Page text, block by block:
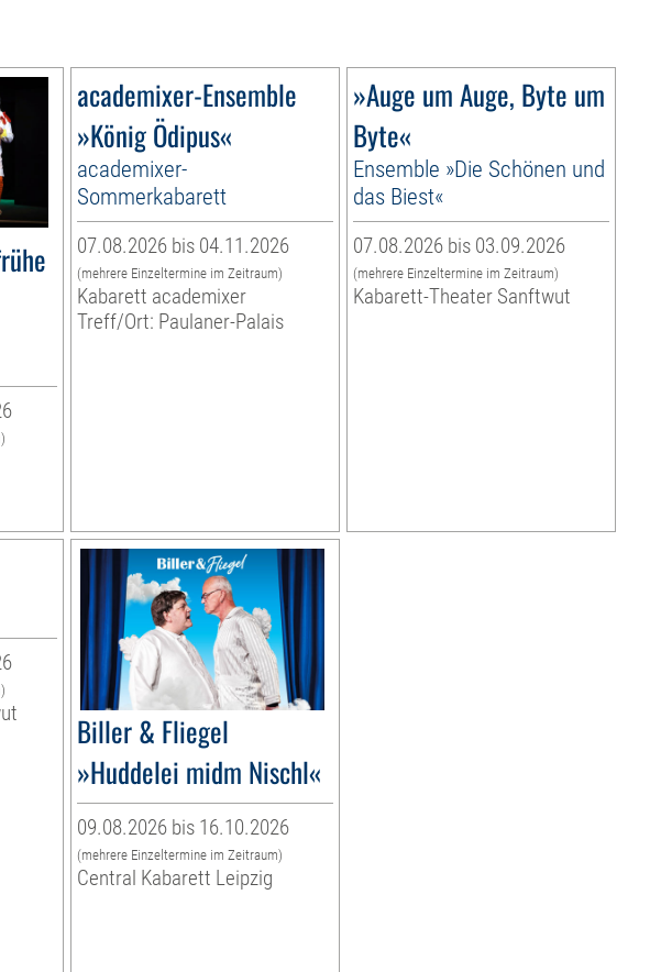
academixer-Ensemble
»König Ödipus«
academixer-
Sommerkabarett
07.08.2026 bis 04.11.2026
(mehrere Einzeltermine im Zeitraum)
Kabarett academixer
Treff/Ort: Paulaner-Palais
»Auge um Auge, Byte um
Byte«
Ensemble »Die Schönen und
das Biest«
07.08.2026 bis 03.09.2026
(mehrere Einzeltermine im Zeitraum)
Kabarett-Theater Sanftwut
Biller & Fliegel
»Huddelei midm Nischl«
09.08.2026 bis 16.10.2026
(mehrere Einzeltermine im Zeitraum)
Central Kabarett Leipzig